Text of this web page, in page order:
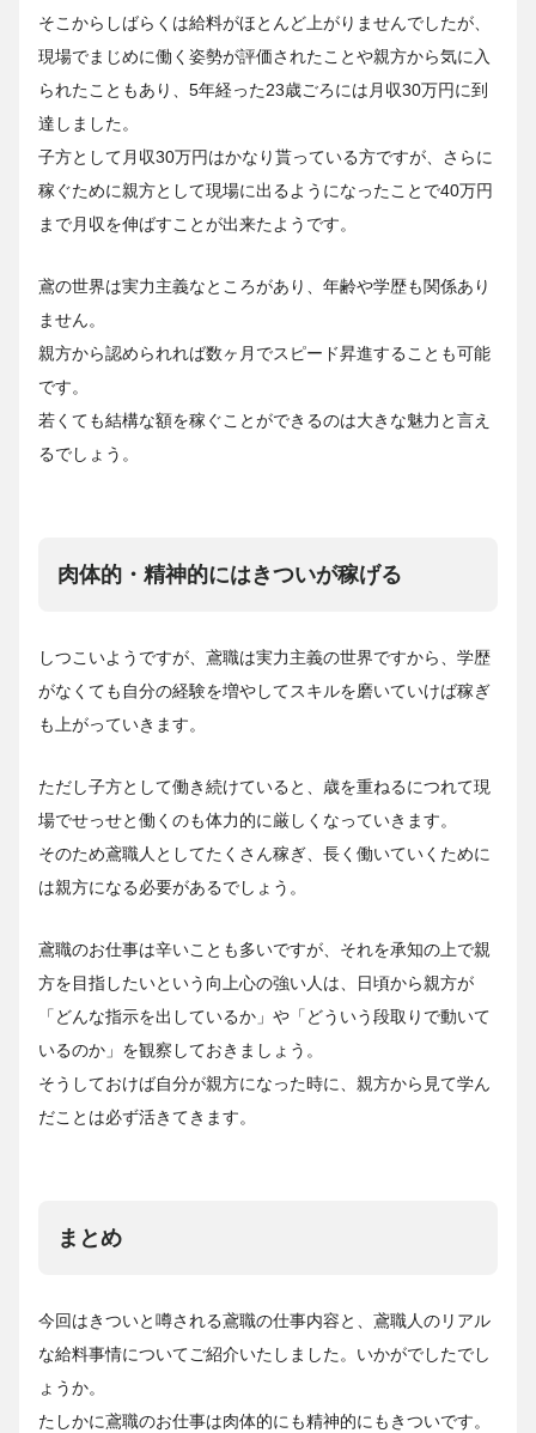
そこからしばらくは給料がほとんど上がりませんでしたが、
現場でまじめに働く姿勢が評価されたことや親方から気に入
られたこともあり、5年経った23歳ごろには月収30万円に到
達しました。
子方として月収30万円はかなり貰っている方ですが、さらに
稼ぐために親方として現場に出るようになったことで40万円
まで月収を伸ばすことが出来たようです。
鳶の世界は実力主義なところがあり、年齢や学歴も関係あり
ません。
親方から認められれば数ヶ月でスピード昇進することも可能
です。
若くても結構な額を稼ぐことができるのは大きな魅力と言え
るでしょう。
肉体的・精神的にはきついが稼げる
しつこいようですが、鳶職は実力主義の世界ですから、学歴
がなくても自分の経験を増やしてスキルを磨いていけば稼ぎ
も上がっていきます。
ただし子方として働き続けていると、歳を重ねるにつれて現
場でせっせと働くのも体力的に厳しくなっていきます。
そのため鳶職人としてたくさん稼ぎ、長く働いていくために
は親方になる必要があるでしょう。
鳶職のお仕事は辛いことも多いですが、それを承知の上で親
方を目指したいという向上心の強い人は、日頃から親方が
「どんな指示を出しているか」や「どういう段取りで動いて
いるのか」を観察しておきましょう。
そうしておけば自分が親方になった時に、親方から見て学ん
だことは必ず活きてきます。
まとめ
今回はきついと噂される鳶職の仕事内容と、鳶職人のリアル
な給料事情についてご紹介いたしました。いかがでしたでし
ょうか。
たしかに鳶職のお仕事は肉体的にも精神的にもきついです。